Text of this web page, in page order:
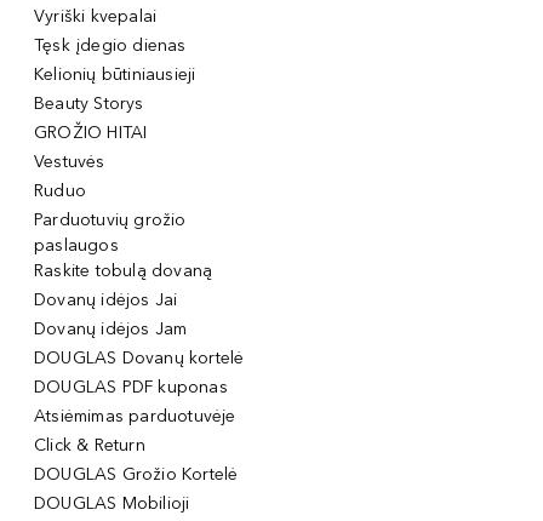
Vyriški kvepalai
Tęsk įdegio dienas
Kelionių būtiniausieji
Beauty Storys
GROŽIO HITAI
Vestuvės
Ruduo
Parduotuvių grožio
paslaugos
Raskite tobulą dovaną
Dovanų idėjos Jai
Dovanų idėjos Jam
DOUGLAS Dovanų kortelė
DOUGLAS PDF kuponas
Atsiėmimas parduotuvėje
Click & Return
DOUGLAS Grožio Kortelė
DOUGLAS Mobilioji